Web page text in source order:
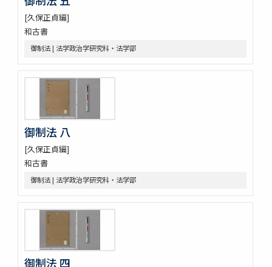
令義解・令集解写本・刊本群
令集解[甲:2:100]
令集解[甲:2:342]
令集解[甲:2:670]
令集解[甲:2:671]
令集解[甲:2:1147]
令集解[甲:2:1155]
令集解[甲:2:1355]
令集解[甲:2:2043]
令集解[甲:2:2364]
近世史料
遠山家記録残闕
豊田友直日記
三井家伝遺書
宮崎益次郎日記
江戸幕府関係史料
[久保正貞編]
和古書
御制法 | 法学政治学研究科・法学部
御制法 八
[久保正貞編]
和古書
御制法 | 法学政治学研究科・法学部
御制法 四